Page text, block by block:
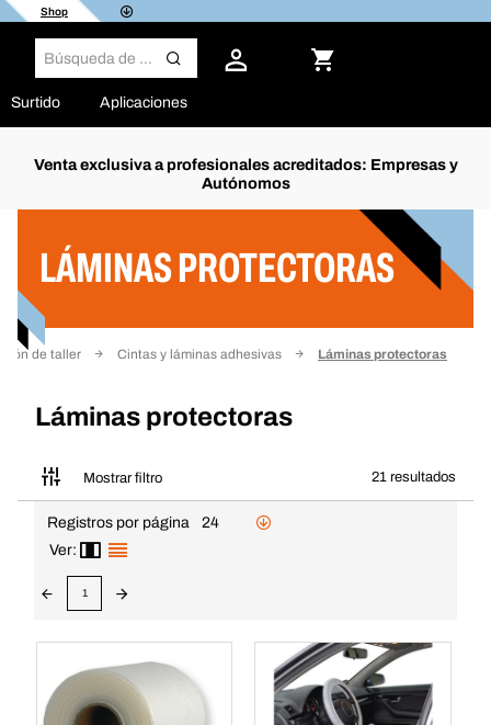
Shop
Surtido Aplicaciones
Venta exclusiva a profesionales acreditados: Empresas y
Autónomos
LÁMINAS PROTECTORAS
de taller Cintas y láminas adhesivas Láminas protectoras
Láminas protectoras
Mostrar filtro 21 resultados
Filtro
Registros por página
24
Ver:
1